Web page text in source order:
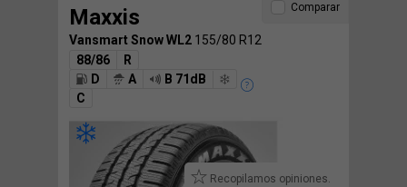
Maxxis
Vansmart Snow WL2 155/80 R12
88/86
R
D
A
B 71dB
C
Recopilamos opiniones.
Comparar